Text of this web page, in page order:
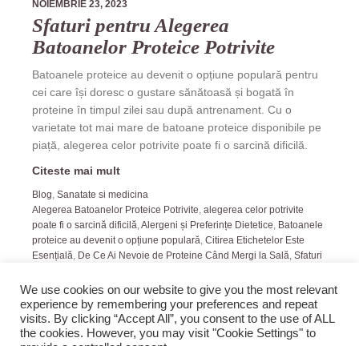
NOIEMBRIE 23, 2023
Sfaturi pentru Alegerea
Batoanelor Proteice Potrivite
Batoanele proteice au devenit o opțiune populară pentru
cei care își doresc o gustare sănătoasă și bogată în
proteine în timpul zilei sau după antrenament. Cu o
varietate tot mai mare de batoane proteice disponibile pe
piață, alegerea celor potrivite poate fi o sarcină dificilă.
Citeste mai mult
Blog, Sanatate si medicina
Alegerea Batoanelor Proteice Potrivite, alegerea celor potrivite
poate fi o sarcină dificilă,Alergeni și Preferințe Dietetice, Batoanele
proteice au devenit o opțiune populară, Citirea Etichetelor Este
Esențială, De Ce Ai Nevoie de Proteine Când Mergi la Sală, Sfaturi
We use cookies on our website to give you the most relevant
experience by remembering your preferences and repeat
visits. By clicking “Accept All”, you consent to the use of ALL
the cookies. However, you may visit "Cookie Settings" to